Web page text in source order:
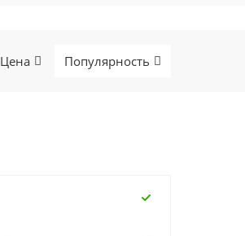
Цена Популярность